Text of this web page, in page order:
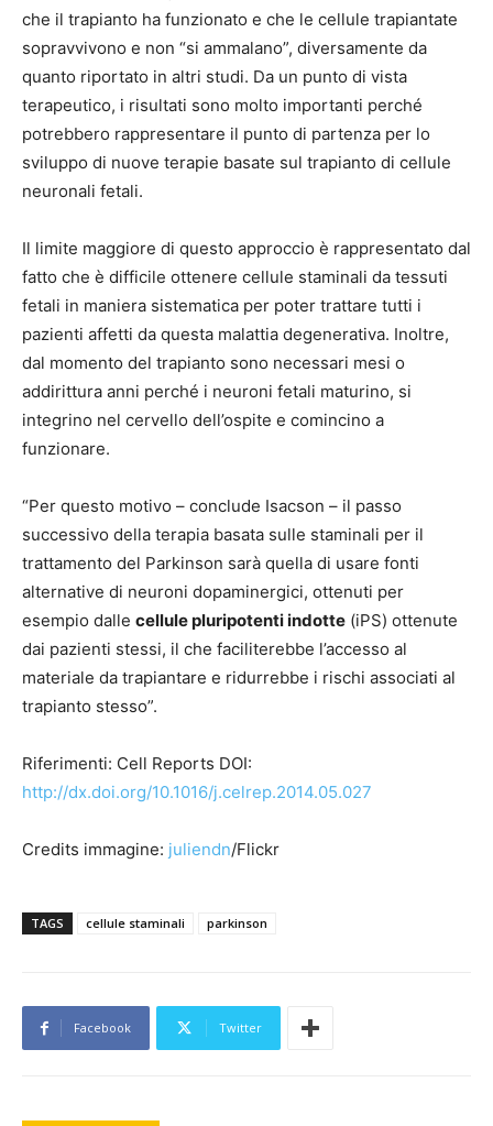
che il trapianto ha funzionato e che le cellule trapiantate
sopravvivono e non “si ammalano”, diversamente da
quanto riportato in altri studi. Da un punto di vista
terapeutico, i risultati sono molto importanti perché
potrebbero rappresentare il punto di partenza per lo
sviluppo di nuove terapie basate sul trapianto di cellule
neuronali fetali.
Il limite maggiore di questo approccio è rappresentato dal
fatto che è difficile ottenere cellule staminali da tessuti
fetali in maniera sistematica per poter trattare tutti i
pazienti affetti da questa malattia degenerativa. Inoltre,
dal momento del trapianto sono necessari mesi o
addirittura anni perché i neuroni fetali maturino, si
integrino nel cervello dell’ospite e comincino a
funzionare.
“Per questo motivo – conclude Isacson – il passo
successivo della terapia basata sulle staminali per il
trattamento del Parkinson sarà quella di usare fonti
alternative di neuroni dopaminergici, ottenuti per
esempio dalle cellule pluripotenti indotte (iPS) ottenute
dai pazienti stessi, il che faciliterebbe l’accesso al
materiale da trapiantare e ridurrebbe i rischi associati al
trapianto stesso”.
Riferimenti: Cell Reports DOI:
http://dx.doi.org/10.1016/j.celrep.2014.05.027
Credits immagine: juliendn/Flickr
TAGS cellule staminali parkinson
Facebook Twitter